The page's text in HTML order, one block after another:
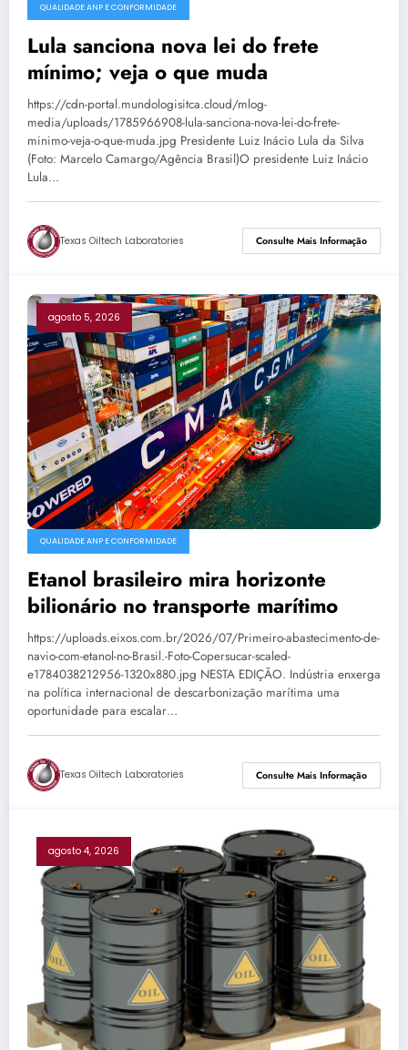
QUALIDADE ANP E CONFORMIDADE
Lula sanciona nova lei do frete
mínimo; veja o que muda
https://cdn-portal.mundologisitca.cloud/mlog-
media/uploads/1785966908-lula-sanciona-nova-lei-do-frete-
minimo-veja-o-que-muda.jpg Presidente Luiz Inácio Lula da Silva
(Foto: Marcelo Camargo/Agência Brasil)O presidente Luiz Inácio
Lula…
Texas Oiltech Laboratories Consulte Mais Informação
agosto 5, 2026
QUALIDADE ANP E CONFORMIDADE
Etanol brasileiro mira horizonte
bilionário no transporte marítimo
https://uploads.eixos.com.br/2026/07/Primeiro-abastecimento-de-
navio-com-etanol-no-Brasil.-Foto-Copersucar-scaled-
e1784038212956-1320x880.jpg NESTA EDIÇÃO. Indústria enxerga
na política internacional de descarbonização marítima uma
oportunidade para escalar…
Texas Oiltech Laboratories Consulte Mais Informação
agosto 4, 2026